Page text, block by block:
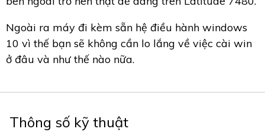
Ngoài ra máy đi kèm sẵn hệ điều hành windows
10 vì thế bạn sẽ không cần lo lắng về việc cài win
ở đâu và như thế nào nữa.
Thông số kỹ thuật